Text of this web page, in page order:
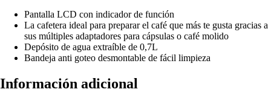
Pantalla LCD con indicador de función
La cafetera ideal para preparar el café que más te gusta gracias a
sus múltiples adaptadores para cápsulas o café molido
Depósito de agua extraíble de 0,7L
Bandeja anti goteo desmontable de fácil limpieza
Información adicional